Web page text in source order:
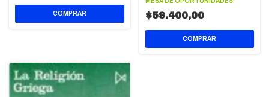
$59.400,00